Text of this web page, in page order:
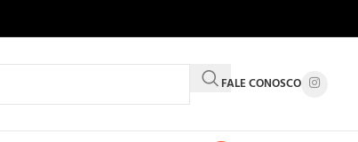
FALE CONOSCO